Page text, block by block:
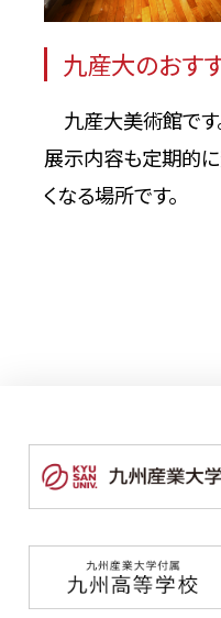
九産大のおす
九産大美術館です
展示内容も定期的
くなる場所です。